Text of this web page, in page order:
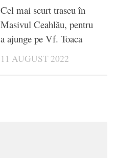
Cel mai scurt traseu în
Masivul Ceahlău, pentru
a ajunge pe Vf. Toaca
11 AUGUST 2022